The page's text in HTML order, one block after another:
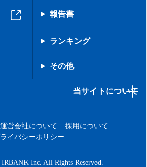
報告書
ランキング
その他
当サイトについて
運営会社について
採用について
イバシーポリシー
Inc. All Rights Reserved.